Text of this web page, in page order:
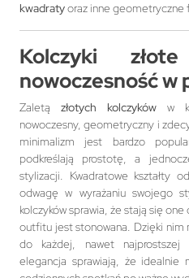
kwadratyoraz inne
Kolczyki
nowoczesność w
Zaletą złotych kolczyków w
nowoczesny, geometryczny i
minimalizm jest bardzo
podkreślają prostotę, a
stylizacji. Kwadratowe kształty
odwagę w wyrażaniu swojego
kolczyków sprawia, że stają się
outfitu jest stonowana. Dzięki
do każdej, nawet najprostszej
elegancja sprawiają, że idealnie